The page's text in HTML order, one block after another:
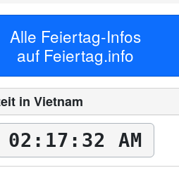
Alle Feiertag-Infos
auf Feiertag.info
in Vietnam
02:17:33 AM